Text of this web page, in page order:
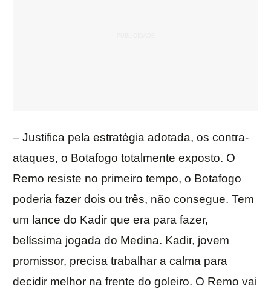
– Justifica pela estratégia adotada, os contra-
ataques, o Botafogo totalmente exposto. O
Remo resiste no primeiro tempo, o Botafogo
poderia fazer dois ou três, não consegue. Tem
um lance do Kadir que era para fazer,
belíssima jogada do Medina. Kadir, jovem
promissor, precisa trabalhar a calma para
decidir melhor na frente do goleiro. O Remo vai